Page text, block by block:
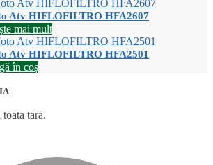
Atv HIFLOFILTRO HFA2607
mai mult
Atv HIFLOFILTRO HFA2501
în coș
tara.